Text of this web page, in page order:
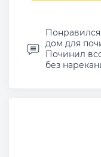
дом для
Починил
без